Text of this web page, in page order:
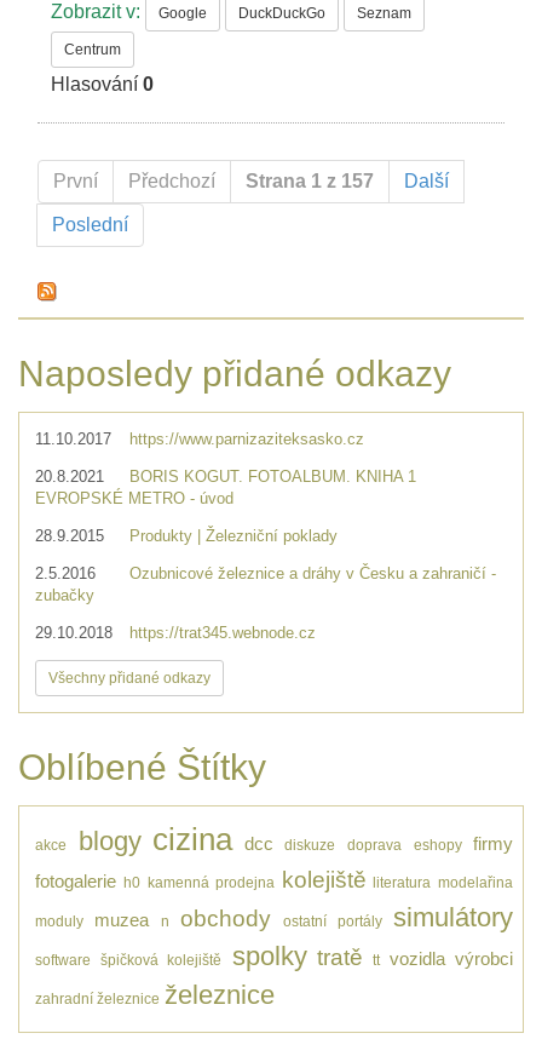
Zobrazit v: Google DuckDuckGo Seznam
Centrum
Hlasování0
První Předchozí Strana 1 z 157 Další
Poslední
Naposledy přidané odkazy
11.10.2017 https://www.parnizaziteksasko.cz
20.8.2021
BORIS KOGUT. FOTOALBUM. KNIHA 1
EVROPSKÉ METRO - úvod
28.9.2015 Produkty | Železniční poklady
2.5.2016
Ozubnicové železnice a dráhy v Česku a zahraničí -
zubačky
29.10.2018 https://trat345.webnode.cz
Všechny přidané odkazy
Oblíbené Štítky
akce blogy cizina dcc diskuze doprava eshopy
firmy
fotogalerie h0 kamenná prodejna kolejiště literatura modelařina
moduly muzea n obchody ostatní portály simulátory
software špičková kolejiště spolky tratě tt vozidla výrobci
zahradní železnice železnice